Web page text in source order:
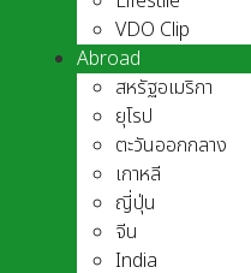
VDO Clip
Abroad
สหรัฐอเมริกา
ยุโรป
ตะวันออกกลาง
เกาหลี
ญี่ปุ่น
จีน
India